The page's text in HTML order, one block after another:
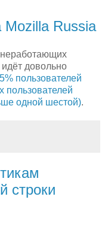
Russia
довольно
пользователей
пользователей
одной шестой).
строки